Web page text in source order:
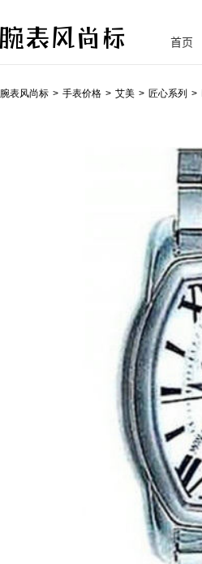
首页
腕表风尚标 手表价格 艾美 匠心系列